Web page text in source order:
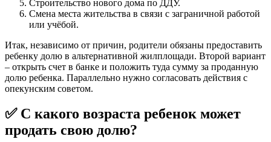
Строительство нового дома по ДДУ.
Смена места жительства в связи с заграничной работой
или учёбой.
Итак, независимо от причин, родители обязаны предоставить
ребенку долю в альтернативной жилплощади. Второй вариант
– открыть счет в банке и положить туда сумму за проданную
долю ребенка. Параллельно нужно согласовать действия с
опекунским советом.
✅ С какого возраста ребенок может
продать свою долю?